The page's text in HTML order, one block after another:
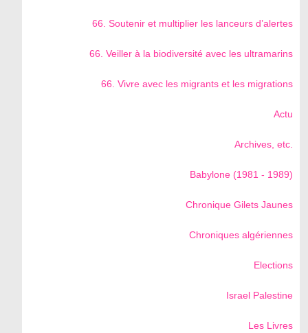
66. Soutenir et multiplier les lanceurs d’alertes
66. Veiller à la biodiversité avec les ultramarins
66. Vivre avec les migrants et les migrations
Actu
Archives, etc.
Babylone (1981 - 1989)
Chronique Gilets Jaunes
Chroniques algériennes
Elections
Israel Palestine
Les Livres